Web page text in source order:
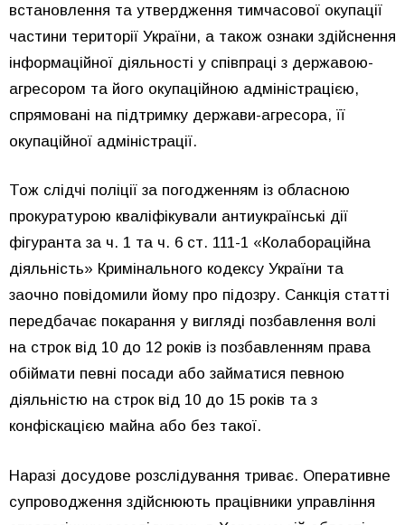
встановлення та утвердження тимчасової окупації
частини території України, а також ознаки здійснення
інформаційної діяльності у співпраці з державою-
агресором та його окупаційною адміністрацією,
спрямовані на підтримку держави-агресора, її
окупаційної адміністрації.
Тож слідчі поліції за погодженням із обласною
прокуратурою кваліфікували антиукраїнські дії
фігуранта за ч. 1 та ч. 6 ст. 111-1 «Колабораційна
діяльність» Кримінального кодексу України та
заочно повідомили йому про підозру. Санкція статті
передбачає покарання у вигляді позбавлення волі
на строк від 10 до 12 років із позбавленням права
обіймати певні посади або займатися певною
діяльністю на строк від 10 до 15 років та з
конфіскацією майна або без такої.
Наразі досудове розслідування триває. Оперативне
супроводження здійснюють працівники управління